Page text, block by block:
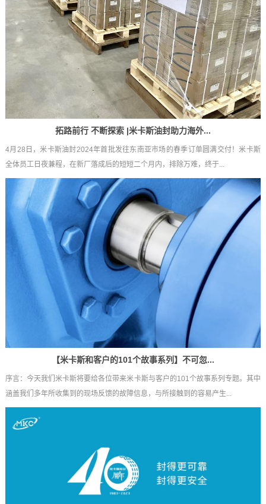
拓路前行 不断探索 |米卡斯油封助力海外...
4月28日，米卡斯油封2024年首批发往东南亚市场的春季订单圆满交付！米卡斯
全体员工日夜兼程，在新厂落成后的短短二个月内，排除万难，终于...
【米卡斯和客户的101个故事系列】不可忽...
序言：今天我们米卡斯将要给各位带来米卡斯与客户的101个故事系列专题。其中
涵盖我们多年所收集到的现场反馈的故障信息，与所接触到的容易产生...